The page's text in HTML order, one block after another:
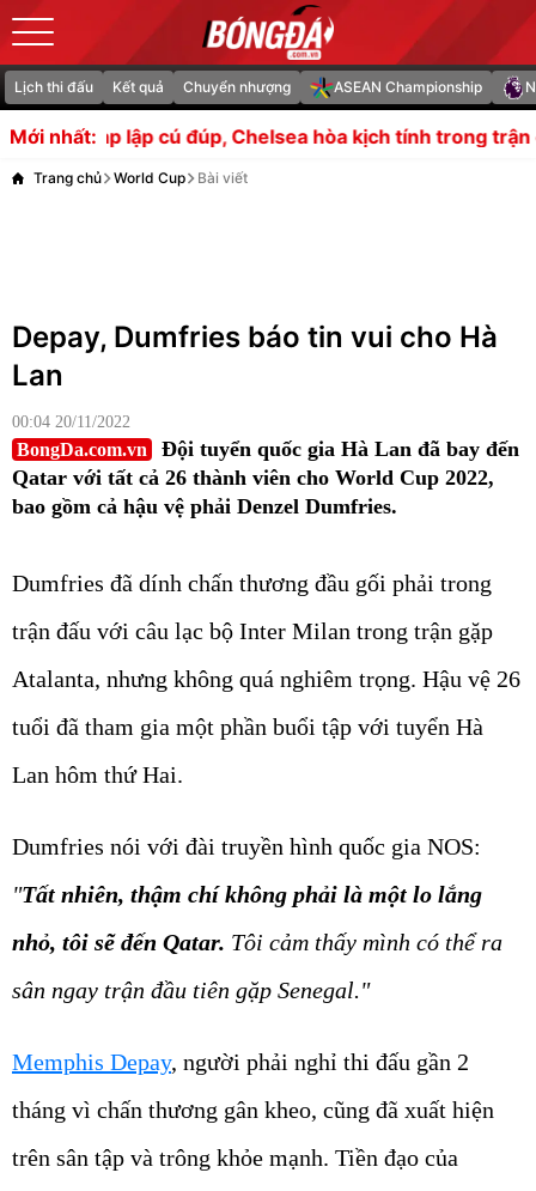
Lịch thi đấu Kết quả Chuyển nhượng ASEAN Championship
Mới nhất:
Chelsea hòa kịch tính trong trận cầu 6 bàn Mất bộ
Trang chủ World Cup Bài viết
Depay, Dumfries báo tin vui cho Hà
Lan
00:04 20/11/2022
BongDa.com.vn
Đội tuyển quốc gia Hà Lan đã bay đến
Qatar với tất cả 26 thành viên cho World Cup 2022,
bao gồm cả hậu vệ phải Denzel Dumfries.
Dumfries đã dính chấn thương đầu gối phải trong
trận đấu với câu lạc bộ Inter Milan trong trận gặp
Atalanta, nhưng không quá nghiêm trọng. Hậu vệ 26
tuổi đã tham gia một phần buổi tập với tuyển Hà
Lan hôm thứ Hai.
Dumfries nói với đài truyền hình quốc gia NOS:
"Tất nhiên, thậm chí không phải là một lo lắng
nhỏ, tôi sẽ đến Qatar. Tôi cảm thấy mình có thể ra
sân ngay trận đầu tiên gặp Senegal."
Memphis Depay, người phải nghỉ thi đấu gần 2
tháng vì chấn thương gân kheo, cũng đã xuất hiện
trên sân tập và trông khỏe mạnh. Tiền đạo của